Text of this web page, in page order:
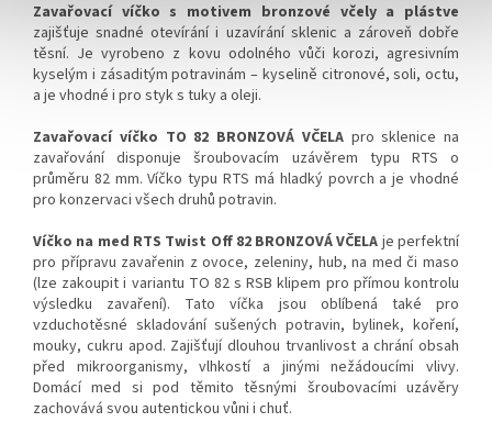
Zavařovací víčko s motivem bronzové včely a plástve
zajišťuje snadné otevírání i uzavírání sklenic a zároveň dobře
těsní. Jevyrobeno z kovu odolného vůči korozi, agresivním
kyselým i zásaditým potravinám – kyselině citronové, soli, octu,
a je vhodné i pro styk s tuky a oleji.
Zavařovací víčko TO 82 BRONZOVÁ VČELApro sklenice na
zavařování disponuje šroubovacím uzávěrem typu RTS o
průměru 82 mm. Víčko typu RTS má hladký povrch a je vhodné
pro konzervaci všech druhů potravin.
Víčko na med RTS Twist Off 82 BRONZOVÁ VČELA je perfektní
pro přípravu zavařenin z ovoce, zeleniny, hub, na med či maso
(lze zakoupit i variantu TO 82 s RSB klipem pro přímou kontrolu
výsledku zavaření). Tato víčka jsou oblíbená také pro
vzduchotěsné skladování sušených potravin, bylinek, koření,
mouky, cukru apod. Zajišťují dlouhou trvanlivost a chrání obsah
před mikroorganismy, vlhkostí a jinými nežádoucími vlivy.
Domácí med si pod těmito těsnými šroubovacími uzávěry
zachovává svou autentickou vůni i chuť.